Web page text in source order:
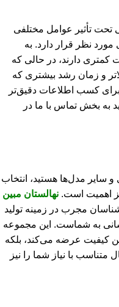
تحت تأثیر عوامل مختلفی
مورد نظر قرار دارد. به
کمتری دارند، در حالی که
و زمان رشد بیشتری که
برای کسب اطلاعات دقیق‌تر
به بخش تماس با ما در
و سایر مدل‌ها هستید، انتخاب
اهمیت است. نهالستان مبین
مجرب در زمینه تولید
به شماست. این مجموعه
کیفیت عرضه می‌کند، بلکه
متناسب با نیاز شما را نیز